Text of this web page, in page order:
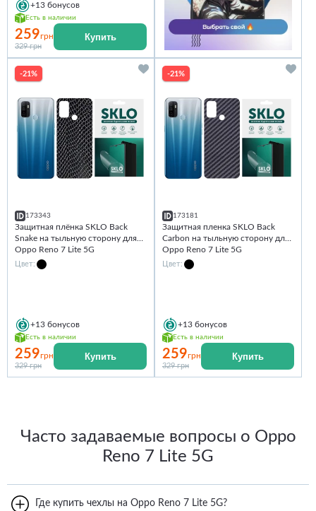
+13 бонусов
Есть в наличии
259грн
329 грн
Купить
-21%
173343
Защитная плёнка SKLO Back
Snake на тыльную сторону для
Oppo Reno 7 Lite 5G
Цвет:
+13 бонусов
Есть в наличии
259грн
329 грн
Купить
-21%
173181
Защитная пленка SKLO Back
Carbon на тыльную сторону для
Oppo Reno 7 Lite 5G
Цвет:
+13 бонусов
Есть в наличии
259грн
329 грн
Купить
Часто задаваемые вопросы о Oppo
Reno 7 Lite 5G
Где купить чехлы на Oppo Reno 7 Lite 5G?